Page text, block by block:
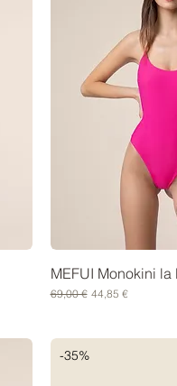
MEFUI Monokini
Prezzo regolare
69,00 € Prezzo scontato
44,85 €
-35%